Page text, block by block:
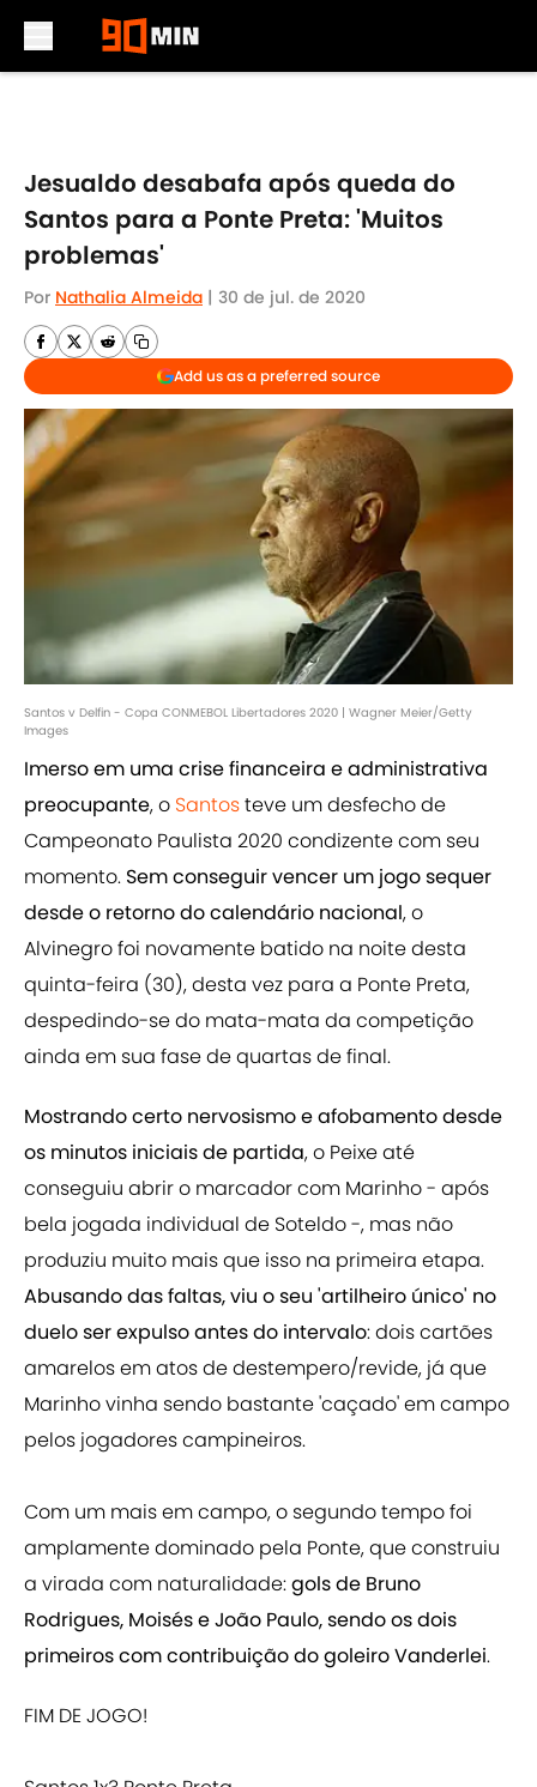
Jesualdo desabafa após queda do
Santos para a Ponte Preta: 'Muitos
problemas'
Por Nathalia Almeida | 30 de jul. de 2020
Add us as a preferred source
Santos v Delfin - Copa CONMEBOL Libertadores 2020 | Wagner Meier/Getty
Images
Imerso em uma crise financeira e administrativa
preocupante, o Santosteve um desfecho de
Campeonato Paulista 2020 condizente com seu
momento. Sem conseguir vencer um jogo sequer
desde o retorno do calendário nacional, o
Alvinegro foi novamente batido na noite desta
quinta-feira (30), desta vez para a Ponte Preta,
despedindo-se do mata-mata da competição
ainda em sua fase de quartas de final.
Mostrando certo nervosismo e afobamento desde
os minutos iniciais de partida, o Peixe até
conseguiu abrir o marcador com Marinho - após
bela jogada individual de Soteldo -, mas não
produziu muito mais que isso na primeira etapa.
Abusando das faltas, viu o seu 'artilheiro único' no
duelo ser expulso antes do intervalo: dois cartões
amarelos em atos de destempero/revide, já que
Marinho vinha sendo bastante 'caçado' em campo
pelos jogadores campineiros.
Com um mais em campo, o segundo tempo foi
amplamente dominado pela Ponte, que construiu
a virada com naturalidade:gols de Bruno
Rodrigues, Moisés e João Paulo, sendo os dois
primeiros com contribuição do goleiro Vanderlei.
FIM DE JOGO!